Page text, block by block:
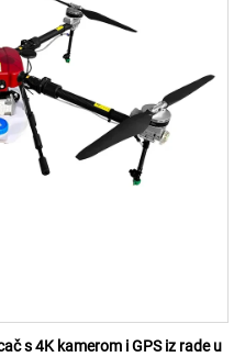
s 4K kamerom i GPS iz rade u